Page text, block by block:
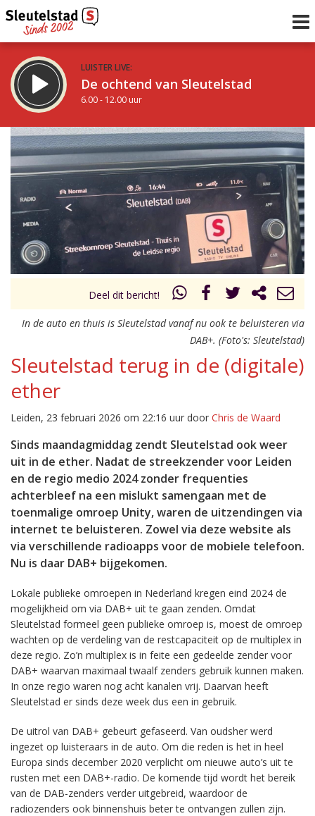
LUISTER LIVE:
De ochtend van Sleutelstad
6.00 - 12.00 uur
STRAKS:
De middag van Sleutelstad
12.00 - 18.00 uur
Vorig uur
uur 1 van 0 Volgend uur
Deel dit bericht!
In de auto en thuis is Sleutelstad vanaf nu ook te beluisteren via
DAB+. (Foto's: Sleutelstad)
Sleutelstad terug in de (digitale)
ether
Leiden, 23 februari 2026 om 22:16 uur door Chris de Waard
Sinds maandagmiddag zendt Sleutelstad ook weer
uit in de ether. Nadat de streekzender voor Leiden
en de regio medio 2024 zonder frequenties
achterbleef na een mislukt samengaan met de
toenmalige omroep Unity, waren de uitzendingen via
internet te beluisteren. Zowel via deze website als
via verschillende radioapps voor de mobiele telefoon.
Nu is daar DAB+ bijgekomen.
Lokale publieke omroepen in Nederland kregen eind 2024 de
mogelijkheid om via DAB+ uit te gaan zenden. Omdat
Sleutelstad formeel geen publieke omroep is, moest de omroep
wachten op de verdeling van de restcapaciteit op de multiplex in
deze regio. Zo’n multiplex is in feite een gedeelde zender voor
DAB+ waarvan maximaal twaalf zenders gebruik kunnen maken.
In onze regio waren nog acht kanalen vrij. Daarvan heeft
Sleutelstad er sinds deze week dus een in gebruik.
De uitrol van DAB+ gebeurt gefaseerd. Van oudsher werd
ingezet op luisteraars in de auto. Om die reden is het in heel
Europa sinds december 2020 verplicht om nieuwe auto’s uit te
rusten met een DAB+-radio. De komende tijd wordt het bereik
van de DAB-zenders verder uitgebreid, waardoor de
radiozenders ook binnenshuis beter te ontvangen zullen zijn.